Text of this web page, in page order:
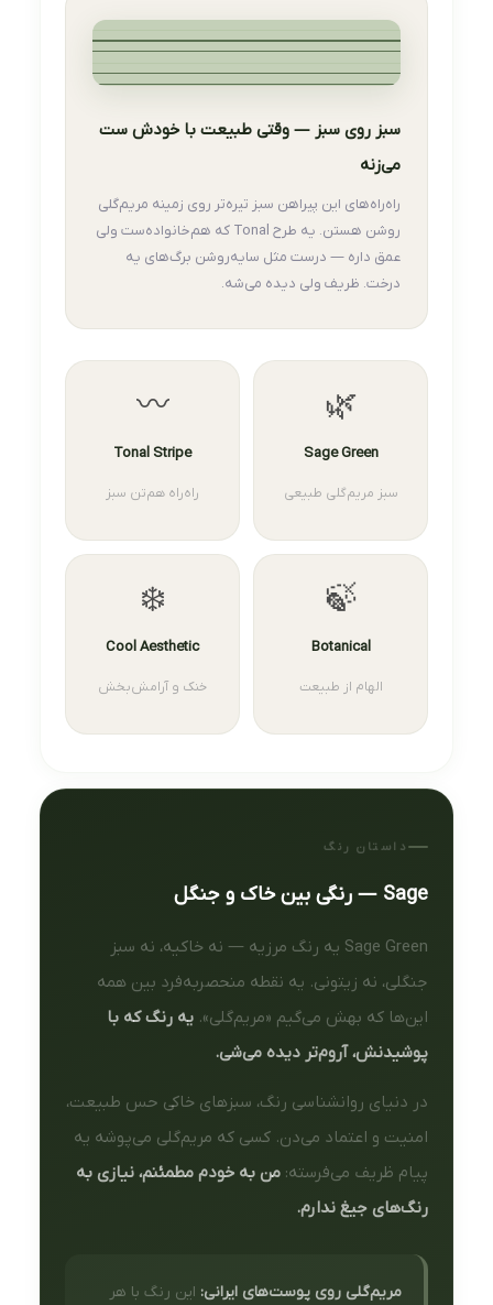
سبز روی سبز — وقتی طبیعت با خودش ست
می‌زنه
راه‌راه‌های این پیراهن سبز تیره‌تر روی زمینه مریم‌گلی
روشن هستن. یه طرح Tonal که هم‌خانواده‌ست ولی
عمق داره — درست مثل سایه‌روشن برگ‌های یه
درخت. ظریف ولی دیده می‌شه.
🌿
Sage Green
سبز مریم‌گلی طبیعی
〰️
Tonal Stripe
راه‌راه هم‌تن سبز
🍃
Botanical
الهام از طبیعت
❄️
Cool Aesthetic
خنک و آرامش‌بخش
داستان رنگ
Sage — رنگی بین خاک و جنگل
Sage Green یه رنگ مرزیه — نه خاکیه، نه سبز
جنگلی، نه زیتونی. یه نقطه منحصربه‌فرد بین همه
این‌ها که بهش می‌گیم «مریم‌گلی». یه رنگ که با
پوشیدنش، آروم‌تر دیده می‌شی.
در دنیای روانشناسی رنگ، سبزهای خاکی حس طبیعت،
امنیت و اعتماد می‌دن. کسی که مریم‌گلی می‌پوشه یه
پیام ظریف می‌فرسته: من به خودم مطمئنم، نیازی به
رنگ‌های جیغ ندارم.
مریم‌گلی روی پوست‌های ایرانی: این رنگ با هر